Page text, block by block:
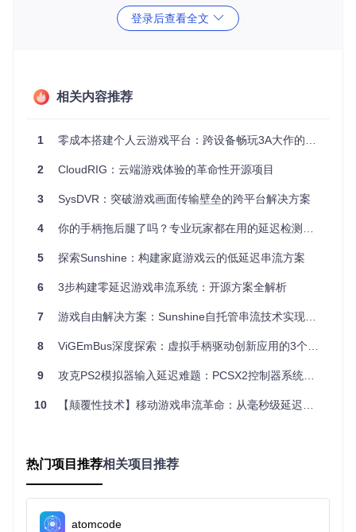
传输协议优化：重构数据传输层
传统串流方案普遍采用TCP协议进行数据传输，在网络波动时
的拥塞控制算法，实现了传输速率与网络状况的实时适配。
Sunshine深度整合了NVIDIA NvFBC和AMD AMF等硬件编码
TX 4090显卡上测试显示，4K/60fps游戏画面编码仅占用3%的
转换环节采用硬件加速的色彩矩阵运算，确保HDR内容在不同
针对不同操作系统的图形架构特性，Sunshine开发了差异化的
捕获方案。在Linux/Wayland环境下，通过wlroots协议实现零
拷贝帧捕获；Windows系统则利用Direct3D 11纹理共享技
口。这种跨平台架构确保了在各种系统环境下的一致低延迟表
实施路径：构建个人游戏云平台
通用部署流程
显卡需支持硬件编码（NVIDIA GTX 10系列及以上/AMD RX
服务器端操作系统：Windows 10/11、Ubuntu 22.04+、ma
登录后查看全文
相关内容推荐
1 零成本搭建个人云游戏平台：跨设备畅玩3A大作的完整方案
2 CloudRIG：云端游戏体验的革命性开源项目
3 SysDVR：突破游戏画面传输壁垒的跨平台解决方案
4 你的手柄拖后腿了吗？专业玩家都在用的延迟检测方案
5 探索Sunshine：构建家庭游戏云的低延迟串流方案
6 3步构建零延迟游戏串流系统：开源方案全解析
7 游戏自由解决方案：Sunshine自托管串流技术实现跨设备无缝体验
8 ViGEmBus深度探索：虚拟手柄驱动创新应用的3个维度解析
9 攻克PS2模拟器输入延迟难题：PCSX2控制器系统从原理到优化的实战指南
10 【颠覆性技术】移动游戏串流革命：从毫秒级延迟到跨设备无缝体验
热门项目推荐相关项目推荐
atomcode